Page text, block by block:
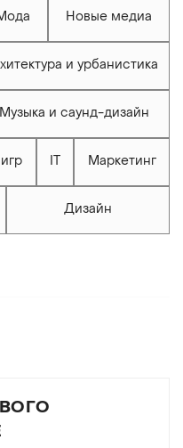
Новые медиа
и урбанистика
Музыка и саунд-дизайн
Маркетинг
Дизайн